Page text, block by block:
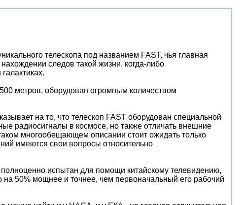
телескопа под названием FAST, чья главная
следов такой жизни, когда-либо
метров, оборудован огромным количеством
на то, что телескоп FAST оборудован специальной
радиосигналы в космосе, но также отличать внешние
многообещающем описании стоит ожидать только
имеются свои вопросы относительно
испытан для помощи китайскому телевидению,
на 50% мощнее и точнее, чем первоначальный его рабочий